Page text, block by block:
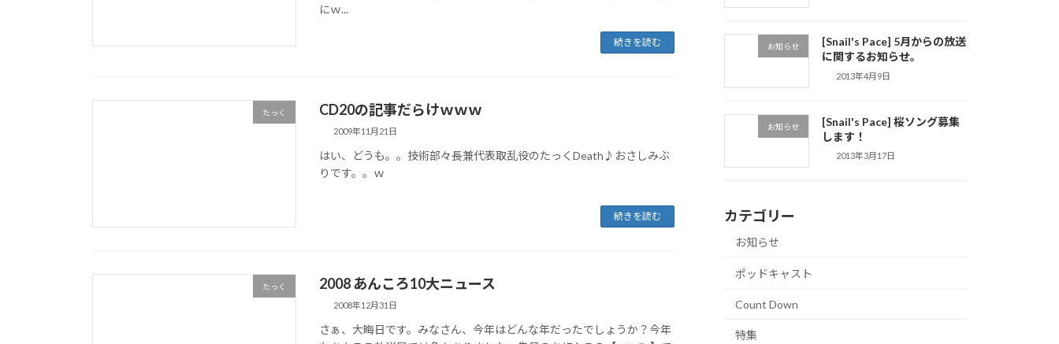
にｗ...
続きを読む
たっく CD20の記事だらけｗｗｗ
2009年11月21日
はい、どうも。。技術部々長兼代表取乱役のたっくDeath♪おさしみぶ
りです。。ｗ
続きを読む
たっく 2008 あんころ10大ニュース
2008年12月31日
さぁ、大晦日です。みなさん、今年はどんな年だったでしょうか？今年
お知らせ
[Snail's Pace] 5月からの放送
に関するお知らせ。
2013年4月9日
お知らせ
[Snail's Pace] 桜ソング募集
します！
2013年3月17日
カテゴリー
お知らせ
ポッドキャスト
Count Down
特集